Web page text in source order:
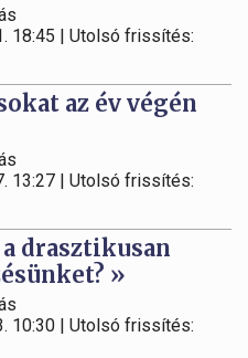
18:45 | Utolsó frissítés:
az év végén
13:27 | Utolsó frissítés:
drasztikusan
»
10:30 | Utolsó frissítés: